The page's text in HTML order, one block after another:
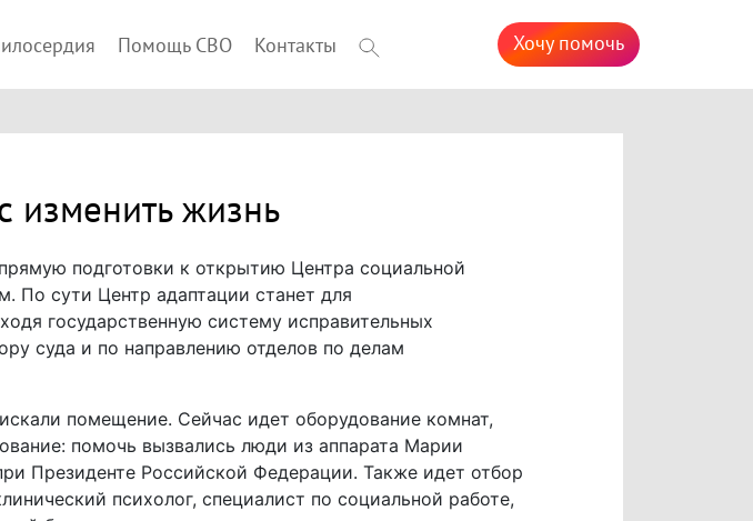
Помощь СВО Контакты Хочу помочь
изменить жизнь
подготовки к открытию Центра социальной
По сути Центр адаптации станет для
государственную систему исправительных
суда и по направлению отделов по делам
помещение. Сейчас идет оборудование комнат,
помочь вызвались люди из аппарата Марии
Президенте Российской Федерации. Также идет отбор
психолог, специалист по социальной работе,